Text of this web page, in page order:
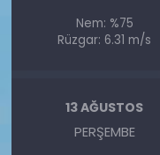
Nem: %75
Rüzgar: 6.31 m/s
13 AĞUSTOS
PERŞEMBE